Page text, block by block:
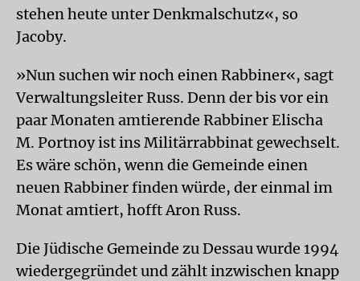
stehen heute unter Denkmalschutz«, so
Jacoby.
»Nun suchen wir noch einen Rabbiner«, sagt
Verwaltungsleiter Russ. Denn der bis vor ein
paar Monaten amtierende Rabbiner Elischa
M. Portnoy ist ins Militärrabbinat gewechselt.
Es wäre schön, wenn die Gemeinde einen
neuen Rabbiner finden würde, der einmal im
Monat amtiert, hofft Aron Russ.
Die Jüdische Gemeinde zu Dessau wurde 1994
wiedergegründet und zählt inzwischen knapp